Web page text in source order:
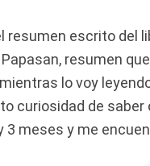
escrito del
resumen
lo voy
curiosidad de
meses y me